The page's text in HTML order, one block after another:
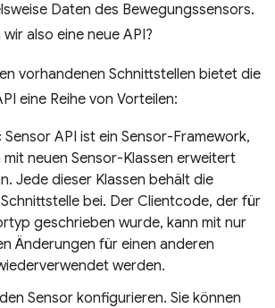
Daten des Bewegungssensors.
also eine neue API?
vorhandenen Schnittstellen bietet die
eine Reihe von Vorteilen:
Sensor API ist ein Sensor-Framework,
neuen Sensor-Klassen erweitert
Jede dieser Klassen behält die
bei. Der Clientcode, der für
geschrieben wurde, kann mit nur
Änderungen für einen anderen
werden.
Sensor konfigurieren. Sie können